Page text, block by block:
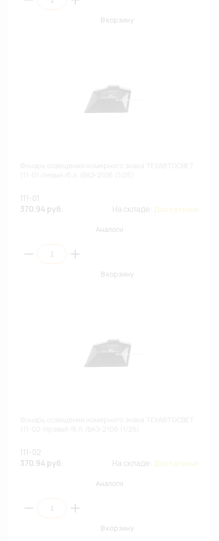
В корзину
111-01
370.94 руб.
На складе: Достаточно
Аналоги
В корзину
111-02
370.94 руб.
На складе: Достаточно
Аналоги
В корзину